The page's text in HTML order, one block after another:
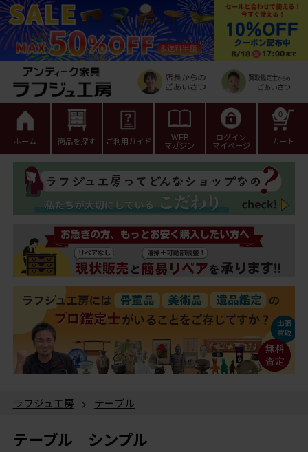
ホーム 商品を探す ご利用ガイド WEB
マガジン
ログイン
マイページ カート
0
ラフジュ工房 > テーブル
テーブル シンプル